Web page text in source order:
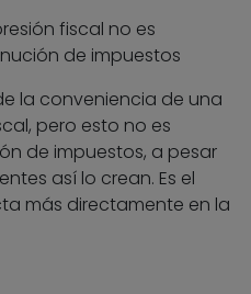
fiscal no es
de impuestos
la conveniencia de una
pero esto no es
de impuestos, a pesar
así lo crean. Es el
más directamente en la